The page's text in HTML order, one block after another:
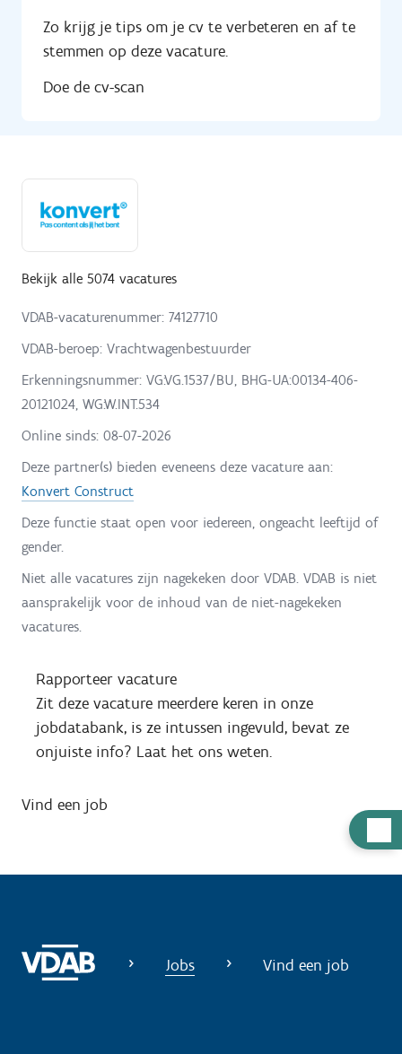
u
l
Zo krijg je tips om je cv te verbeteren en af te
stemmen op deze vacature.
Doe de cv-scan
Bekijk alle 5074 vacatures
VDAB-vacaturenummer: 74127710
VDAB-beroep: Vrachtwagenbestuurder
Erkenningsnummer: VG:VG.1537/BU, BHG-UA:00134-406-
20121024, WG:W.INT.534
Online sinds: 08-07-2026
Deze partner(s) bieden eveneens deze vacature aan:
Konvert Construct
Deze functie staat open voor iedereen, ongeacht leeftijd of
gender.
Niet alle vacatures zijn nagekeken door VDAB. VDAB is niet
aansprakelijk voor de inhoud van de niet-nagekeken
vacatures.
Rapporteer vacature
Zit deze vacature meerdere keren in onze
jobdatabank, is ze intussen ingevuld, bevat ze
onjuiste info? Laat het ons weten.
Vind een job
Jobs Vind een job